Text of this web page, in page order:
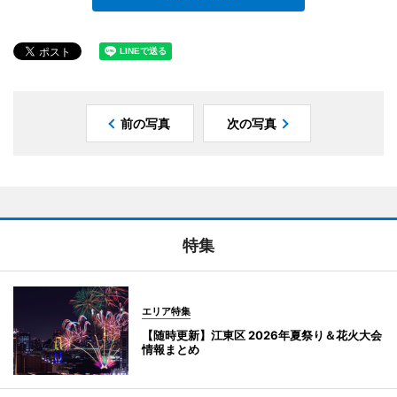
前の写真 次の写真
特集
エリア特集
【随時更新】江東区 2026年夏祭り＆花火大会
情報まとめ